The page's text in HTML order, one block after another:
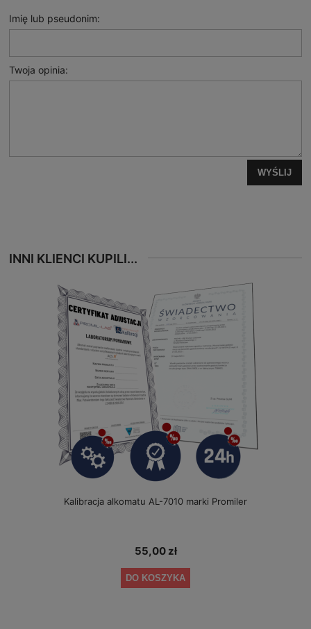
Imię lub pseudonim:
Twoja opinia:
WYŚLIJ
INNI KLIENCI KUPILI...
Kalibracja alkomatu AL-7010 marki Promiler
55,00 zł
DO KOSZYKA